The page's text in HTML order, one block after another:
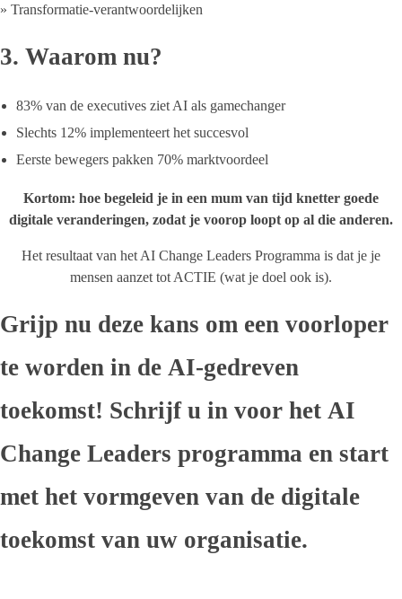
» Transformatie-verantwoordelijken
3. Waarom nu?
83% van de executives ziet AI als gamechanger
Slechts 12% implementeert het succesvol
Eerste bewegers pakken 70% marktvoordeel
Kortom: hoe begeleid je in een mum van tijd knetter goede
digitale veranderingen, zodat je voorop loopt op al die anderen.
Het resultaat van het AI Change Leaders Programma is dat je je
mensen aanzet tot ACTIE (wat je doel ook is).
Grijp nu deze kans om een voorloper
te worden in de AI-gedreven
toekomst! Schrijf u in voor het AI
Change Leaders programma en start
met het vormgeven van de digitale
toekomst van uw organisatie.